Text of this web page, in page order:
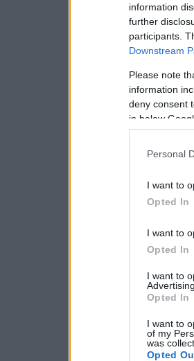
information
further
participants.
Downstream
Please note
information
deny consent
in below
Personal
I want to
Opted In
I want to
Opted In
I want to
Advertising.
Opted In
I want to
of my
was
Opted